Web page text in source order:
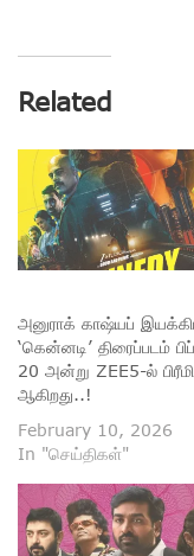
Related
அனுராக் காஷ்யப்
‘கென்னடி’ திரைப்படம்
20 அன்று ZEE5-ல்
ஆகிறது..!
February 10, 2026
In "செய்திகள்"